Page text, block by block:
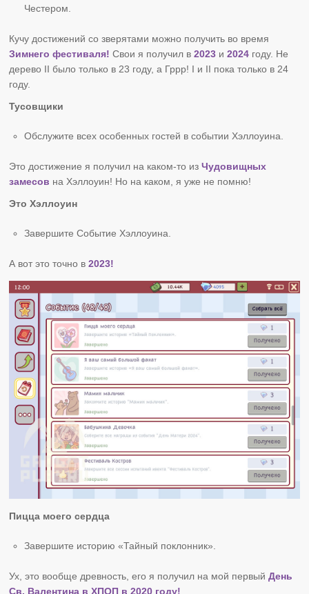
Честером.
Кучу достижений со зверятами можно получить во время
Зимнего фестиваля! Свои я получил в2023 и2024 году. Не
дерево II было только в 23 году, а Гррр! I и II пока только в 24
году.
Тусовщики
Обслужите всех особенных гостей в событии Хэллоуина.
Это достижение я получил на каком-то изЧудовищных
замесов на Хэллоуин! Но на каком, я уже не помню!
Это Хэллоуин
Завершите Событие Хэллоуина.
А вот это точно в2023!
Пицца моего сердца
Завершите историю «Тайный поклонник».
Ух, это вообще древность, его я получил на мой первыйДень
Св. Валентина в ХПОП в 2020 году!